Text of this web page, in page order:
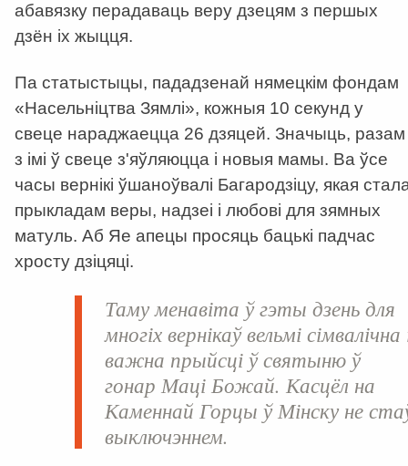
абавязку перадаваць веру дзецям з першых
дзён іх жыцця.
Па статыстыцы, пададзенай нямецкім фондам
«Насельніцтва Зямлі», кожныя 10 секунд у
свеце нараджаецца 26 дзяцей. Значыць, разам
з імі ў свеце з'яўляюцца і новыя мамы. Ва ўсе
часы вернікі ўшаноўвалі Багародзіцу, якая
прыкладам веры, надзеі і любові для зямных
матуль. Аб Яе апецы просяць бацькі падчас
хросту дзіцяці.
Таму менавіта ў гэты дзень для
многіх вернікаў вельмі сімвалічна
важна прыйсці ў святыню ў
гонар Маці Божай. Касцёл на
Каменнай Горцы ў Мінску не
выключэннем.